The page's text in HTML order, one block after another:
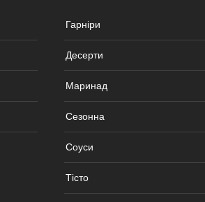
Гарніри
Десерти
Маринад
Сезонна
Соуси
Тісто